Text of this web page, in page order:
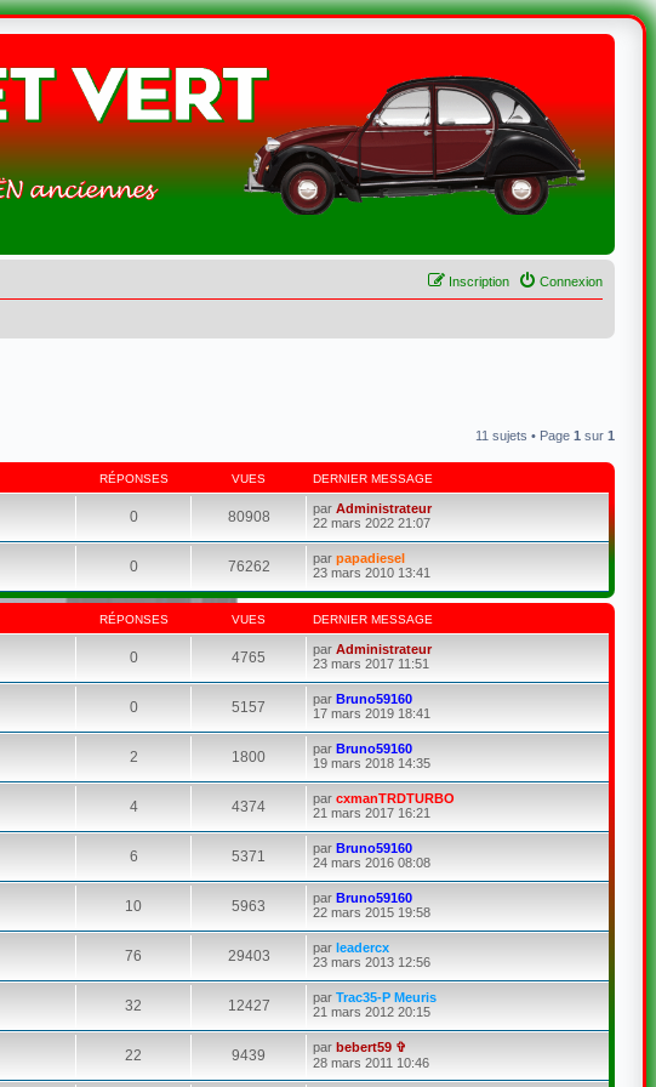
Connexion
Inscription
11 sujets • Page1 sur1
RÉPONSES VUES DERNIER MESSAGE
0 80908 parAdministrateur
22 mars 2022 21:07
0 76262 parpapadiesel
23 mars 2010 13:41
RÉPONSES VUES DERNIER MESSAGE
0 4765 parAdministrateur
23 mars 2017 11:51
0 5157 parBruno59160
17 mars 2019 18:41
2 1800 parBruno59160
19 mars 2018 14:35
4 4374 parcxmanTRDTURBO
21 mars 2017 16:21
6 5371 parBruno59160
24 mars 2016 08:08
10 5963 parBruno59160
22 mars 2015 19:58
76 29403 parleadercx
23 mars 2013 12:56
32 12427 parTrac35-P Meuris
21 mars 2012 20:15
22 9439 parbebert59 ✞
28 mars 2011 10:46